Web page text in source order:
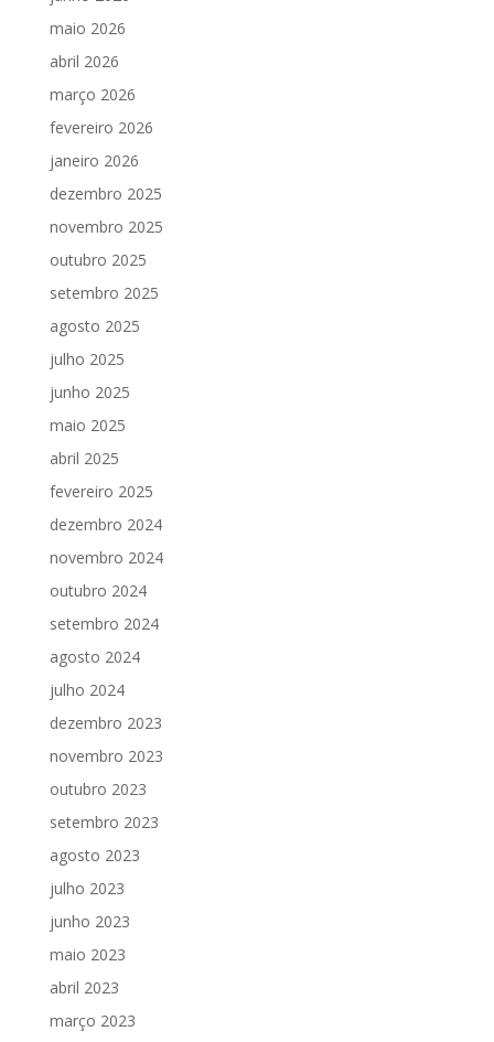
maio 2026
abril 2026
março 2026
fevereiro 2026
janeiro 2026
dezembro 2025
novembro 2025
outubro 2025
setembro 2025
agosto 2025
julho 2025
junho 2025
maio 2025
abril 2025
fevereiro 2025
dezembro 2024
novembro 2024
outubro 2024
setembro 2024
agosto 2024
julho 2024
dezembro 2023
novembro 2023
outubro 2023
setembro 2023
agosto 2023
julho 2023
junho 2023
maio 2023
abril 2023
março 2023